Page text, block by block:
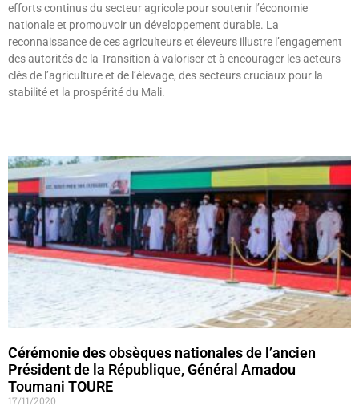
efforts continus du secteur agricole pour soutenir l’économie
nationale et promouvoir un développement durable. La
reconnaissance de ces agriculteurs et éleveurs illustre l’engagement
des autorités de la Transition à valoriser et à encourager les acteurs
clés de l’agriculture et de l’élevage, des secteurs cruciaux pour la
stabilité et la prospérité du Mali.
Cérémonie des obsèques nationales de l’ancien
Président de la République, Général Amadou
Toumani TOURE
17/11/2020